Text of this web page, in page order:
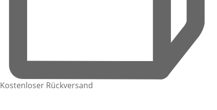
Kostenloser Rückversand